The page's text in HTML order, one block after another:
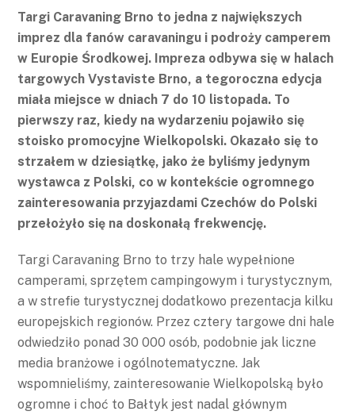
Targi Caravaning Brno to jedna z największych
imprez dla fanów caravaningu i podroży camperem
w Europie Środkowej. Impreza odbywa się w halach
targowych Vystaviste Brno, a tegoroczna edycja
miała miejsce w dniach 7 do 10 listopada. To
pierwszy raz, kiedy na wydarzeniu pojawiło się
stoisko promocyjne Wielkopolski. Okazało się to
strzałem w dziesiątkę, jako że byliśmy jedynym
wystawca z Polski, co w kontekście ogromnego
zainteresowania przyjazdami Czechów do Polski
przełożyło się na doskonałą frekwencję.
Targi Caravaning Brno to trzy hale wypełnione
camperami, sprzętem campingowym i turystycznym,
a w strefie turystycznej dodatkowo prezentacja kilku
europejskich regionów. Przez cztery targowe dni hale
odwiedziło ponad 30 000 osób, podobnie jak liczne
media branżowe i ogólnotematyczne. Jak
wspomnieliśmy, zainteresowanie Wielkopolską było
ogromne i choć to Bałtyk jest nadal głównym